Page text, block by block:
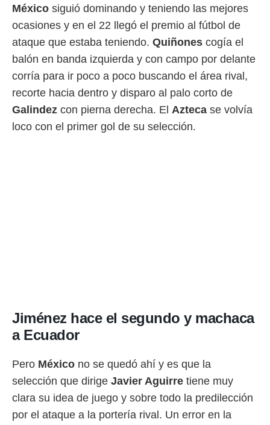
utilizar
crear un
contenido
de la
mediante
publicidad
publicidad
de
México siguió dominando y teniendo las mejores
ocasiones y en el 22 llegó el premio al fútbol de
ataque que estaba teniendo. Quiñones cogía el
balón en banda izquierda y con campo por delante
corría para ir poco a poco buscando el área rival,
recorte hacia dentro y disparo al palo corto de
Galindez con pierna derecha. El Azteca se volvía
loco con el primer gol de su selección.
Jiménez hace el segundo y machaca
a Ecuador
Pero México no se quedó ahí y es que la
selección que dirige Javier Aguirre tiene muy
clara su idea de juego y sobre todo la predilección
por el ataque a la portería rival. Un error en la